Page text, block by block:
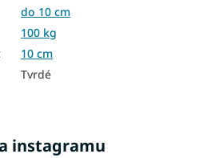
do 10 cm
100 kg
10 cm
Tvrdé
instagramu